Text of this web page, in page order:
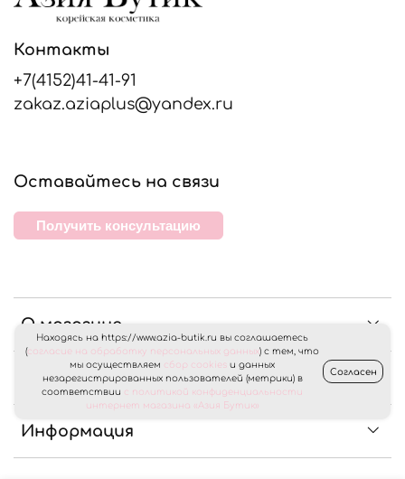
О магазине
Клиентам
Информация
Контакты
+7(4152)41-41-91
zakaz.aziaplus@yandex.ru
Оставайтесь на связи
Получить консультацию
Находясь на https://www.azia-butik.ru вы соглашаетесь
(согласие на обработку персональных данных) с тем, что
мы осуществляем сбор cookies и данных
незарегистрированных пользователей (метрики) в
соответствии с политикой конфиденциальности
интернет магазина «Азия Бутик»
Согласен